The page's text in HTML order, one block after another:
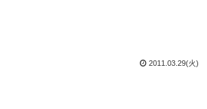
2011.03.29(火)